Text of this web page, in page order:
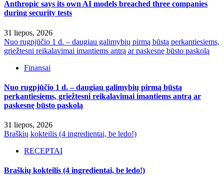
Anthropic says its own AI models breached three companies
during security tests
31 liepos, 2026
Nuo rugpjūčio 1 d. – daugiau galimybių pirmą būstą perkantiesiems,
griežtesni reikalavimai imantiems antrą ar paskesnę būsto paskolą
Finansai
Nuo rugpjūčio 1 d. – daugiau galimybių pirmą būstą
perkantiesiems, griežtesni reikalavimai imantiems antrą ar
paskesnę būsto paskolą
31 liepos, 2026
Braškių kokteilis (4 ingredientai, be ledo!)
RECEPTAI
Braškių kokteilis (4 ingredientai, be ledo!)